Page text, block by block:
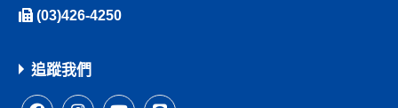
(03)426-4250
追蹤我們